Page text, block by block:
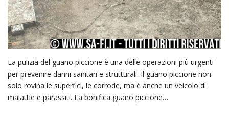
La pulizia del guano piccione è una delle operazioni più urgenti
per prevenire danni sanitari e strutturali. Il guano piccione non
solo rovina le superfici, le corrode, ma è anche un veicolo di
malattie e parassiti. La bonifica guano piccione…